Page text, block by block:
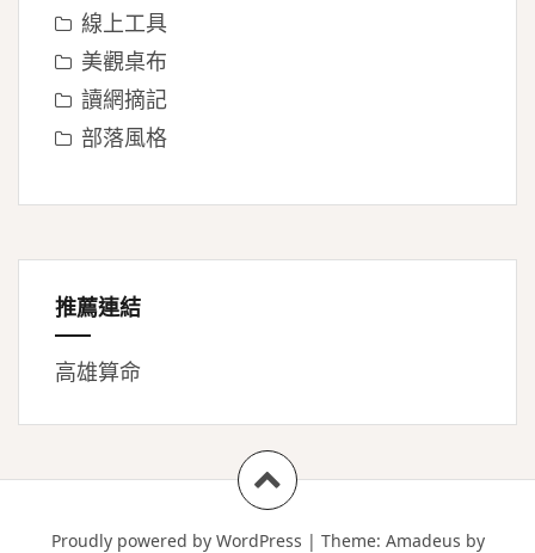
線上工具
美觀桌布
讀網摘記
部落風格
推薦連結
高雄算命
Proudly powered by WordPress | Theme: Amadeus by